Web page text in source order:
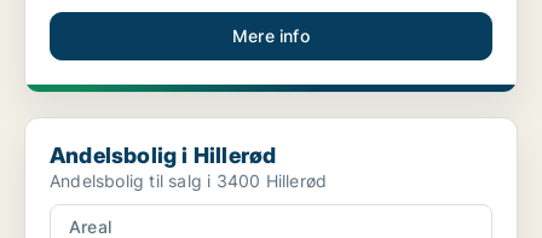
Mere info
Andelsbolig i Hillerød
Andelsbolig i Hillerød
Andelsbolig til salg i 3400 Hillerød
Areal